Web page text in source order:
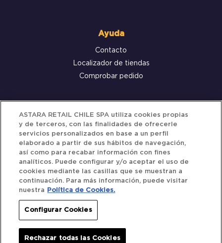
Ayuda
Contacto
Localizador de tiendas
Comprobar pedido
Servicio al cliente
Términos y Condiciones
Política de privacidad
Siguenos
Redes Sociales
ASTARA RETAIL CHILE SPA utiliza cookies propias
y de terceros, con las finalidades de ofrecerle
servicios personalizados en base a un perfil
elaborado a partir de sus hábitos de navegación,
así como para recabar información con fines
analíticos. Puede configurar y/o aceptar el uso de
cookies mediante las casillas que se muestran a
continuación. Para más información, puede visitar
nuestra
Política de Cookies.
Configurar Cookies
Rechazar todas las Cookies